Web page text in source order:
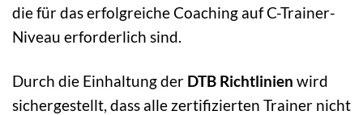
die für das erfolgreiche Coaching auf C-Trainer-
Niveau erforderlich sind.
Durch die Einhaltung der DTB Richtlinien wird
sichergestellt, dass alle zertifizierten Trainer nicht